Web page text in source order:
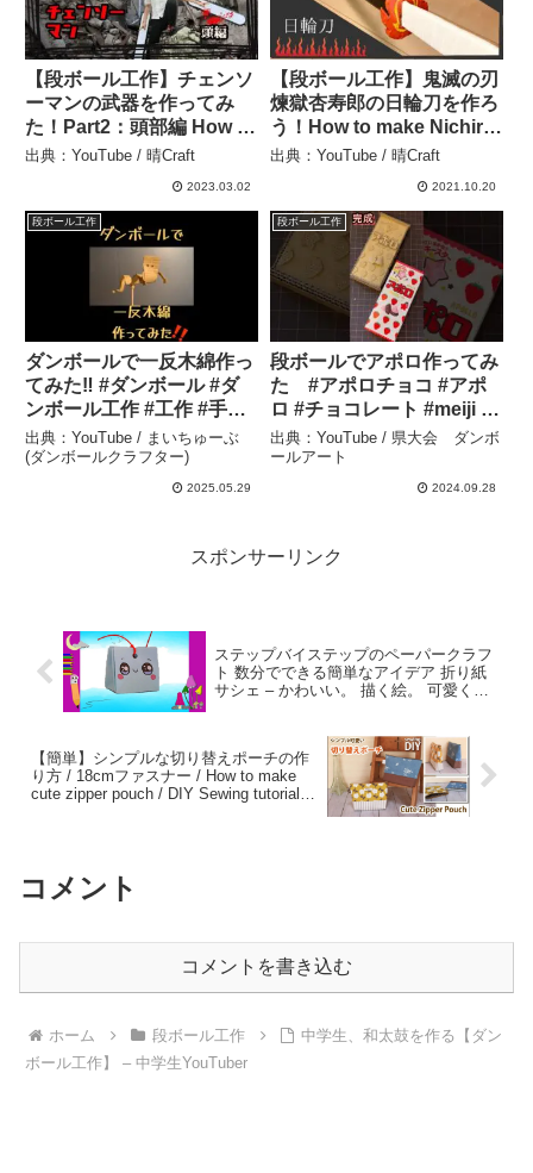
【段ボール工作】チェンソ
ーマンの武器を作ってみ
た！Part2：頭部編 How to
make Chainsawman Part
出典：YouTube / 晴Craft
2023.03.02
【段ボール工作】鬼滅の刃
煉獄杏寿郎の日輪刀を作ろ
う！How to make Nichirin
sword – 晴Craft
出典：YouTube / 晴Craft
2021.10.20
段ボール工作
ダンボールで一反木綿作っ
てみた‼️ #ダンボール #ダ
ンボール工作 #工作 #手作
り工作 #段ボール工作 #ゲ
ゲゲの鬼太郎 #一反木綿 #
妖怪 #おばけ #段ボール箱
出典：YouTube / まいちゅーぶ
(ダンボールクラフター)
2025.05.29
段ボール工作
段ボールでアポロ作ってみ
た #アポロチョコ #アポ
ロ #チョコレート #meiji #
ダンボール工作 #ダンボー
ル #工作 #アート #shorts
– 県大会 ダンボールアー
出典：YouTube / 県大会 ダンボ
ールアート
2024.09.28
スポンサーリンク
ステップバイステップのペーパークラフ
ト 数分でできる簡単なアイデア 折り紙
サシェ – かわいい。 描く絵。 可愛くて
【簡単】シンプルな切り替えポーチの作
り方 / 18cmファスナー / How to make
cute zipper pouch / DIY Sewing tutorial –
コメント
コメントを書き込む
ホーム 段ボール工作
中学生、和太鼓を作る【ダン
ボール工作】 – 中学生YouTuber